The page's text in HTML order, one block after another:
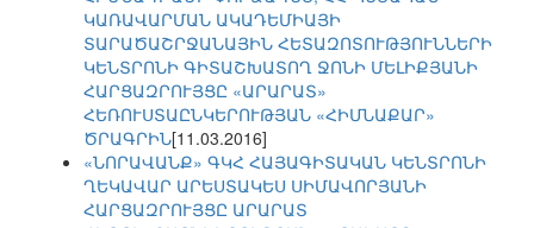
ԿԱՌԱՎԱՐՄԱՆ ԱԿԱԴԵՄԻԱՅԻ
ՏԱՐԱԾԱՇՐՋԱՆԱՅԻՆ ՀԵՏԱԶՈՏՈՒԹՅՈՒՆՆԵՐԻ
ԿԵՆՏՐՈՆԻ ԳԻՏԱՇԽԱՏՈՂ ՋՈՆԻ ՄԵԼԻՔՅԱՆԻ
ՀԱՐՑԱԶՐՈՒՅՑԸ «ԱՐԱՐԱՏ»
ՀԵՌՈՒՍՏԱԸՆԿԵՐՈՒԹՅԱՆ «ՀԻՄՆԱՔԱՐ»
ԾՐԱԳՐԻՆ[11.03.2016]
«ՆՈՐԱՎԱՆՔ» ԳԿՀ ՀԱՅԱԳԻՏԱԿԱՆ ԿԵՆՏՐՈՆԻ
ՂԵԿԱՎԱՐ ԱՐԵՍՏԱԿԵՍ ՍԻՄԱՎՈՐՅԱՆԻ
ՀԱՐՑԱԶՐՈՒՅՑԸ ԱՐԱՐԱՏ